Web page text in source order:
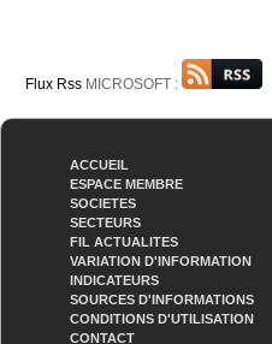
Flux Rss MICROSOFT :
ACCUEIL
ESPACE MEMBRE
SOCIETES
SECTEURS
FIL ACTUALITES
VARIATION D'INFORMATION
INDICATEURS
SOURCES D'INFORMATIONS
CONDITIONS D'UTILISATION
CONTACT